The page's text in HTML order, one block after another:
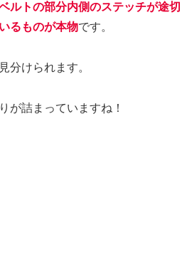
ルトの部分内側のステッチが途切
るものが本物です。
分けられます。
が詰まっていますね！